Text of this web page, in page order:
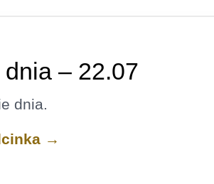
– 22.07
dnia.
→